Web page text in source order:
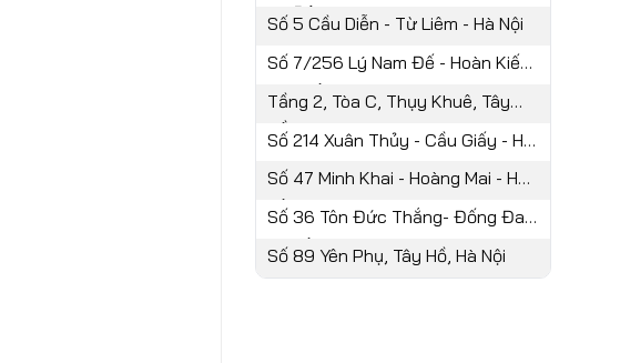
Hà Đông
Số 5 Cầu Diễn - Từ Liêm - Hà Nội
Số 7/256 Lý Nam Đế - Hoàn Kiếm
- Hà Nội
Tầng 2, Tòa C, Thụy Khuê, Tây
Hồ, Hà N
Số 214 Xuân Thủy - Cầu Giấy - Hà
Nội
Số 47 Minh Khai - Hoàng Mai - Hà
Nội
Số 36 Tôn Đức Thắng- Đống Đa -
Hà Nội
Số 89 Yên Phụ, Tây Hồ, Hà Nội